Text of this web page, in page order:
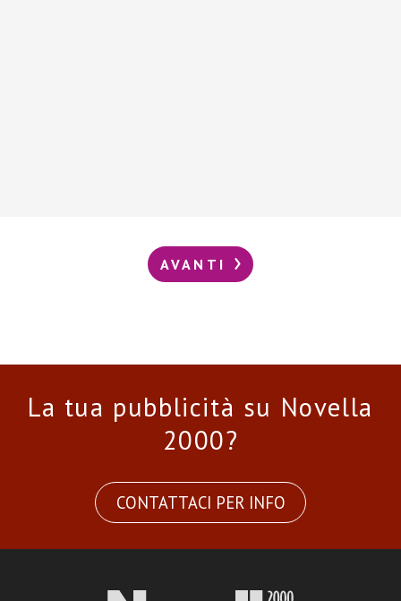
AVANTI
La tua pubblicità su Novella
2000?
CONTATTACI PER INFO